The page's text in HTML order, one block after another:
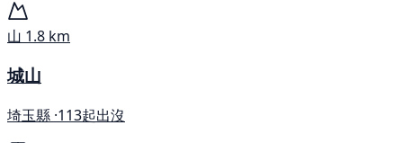
山 1.8 km
城山
埼玉縣 ·113起出沒